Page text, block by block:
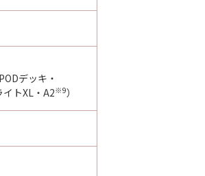
デッキ・
トXL・A2※9）